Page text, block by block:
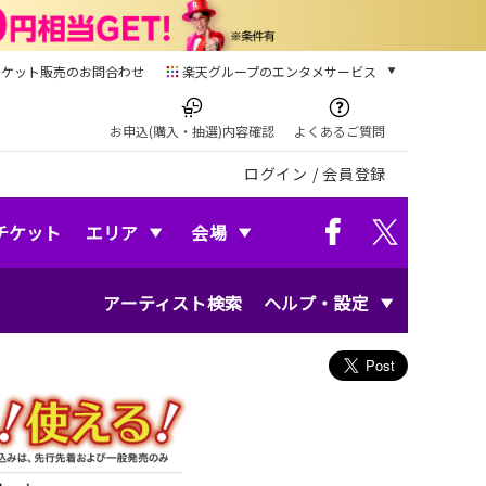
ット販売のお問合わせ 楽天グループのエンタメサービス
本/ゲーム/CD/DVD
楽天ブックス
電子書籍
楽天Kobo
音楽配信
お申込(購入・抽選)内容確認 よくあるご質問
ログイン / 会員登録
ケット エリア 会場
アーティスト検索 ヘルプ・設定